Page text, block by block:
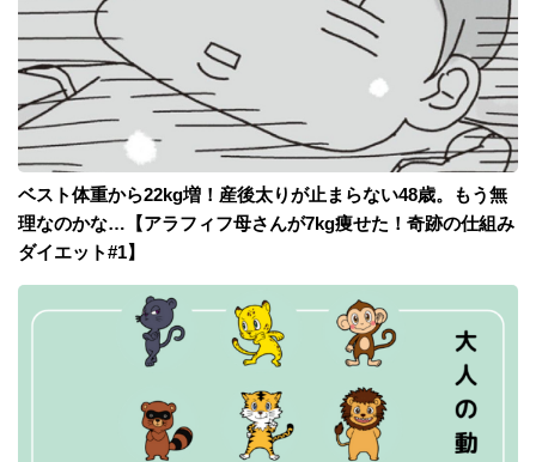
ベスト体重から22kg増！産後太りが止まらない48歳。もう無
理なのかな…【アラフィフ母さんが7kg痩せた！奇跡の仕組み
ダイエット#1】